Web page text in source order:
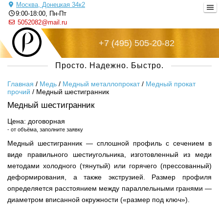
Москва, Донецкая 34к2
9:00-18:00, Пн-Пт
5052082@mail.ru
Русский металл
+7 (495) 505-20-82
Просто. Надежно. Быстро.
Главная / Медь / Медный металлопрокат/ Медный прокат
прочий / Медный шестигранник
Медный шестигранник
Цена: договорная
- от объёма, заполните заявку
Медный шестигранник — сплошной профиль с сечением в
виде правильного шестиугольника, изготовленный из меди
методами холодного (тянутый) или горячего (прессованный)
деформирования, а также экструзией. Размер профиля
определяется расстоянием между параллельными гранями —
диаметром вписанной окружности («размер под ключ»).